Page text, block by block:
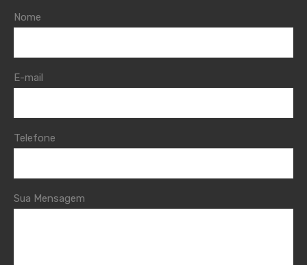
Nome
E-mail
Telefone
Sua Mensagem